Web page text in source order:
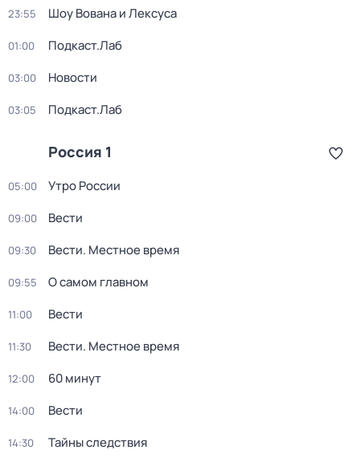
23:55 Шоу Вована и Лексуса
01:00 Подкаст.Лаб
03:00 Новости
03:05 Подкаст.Лаб
Россия 1
05:00 Утро России
09:00 Вести
09:30 Вести. Местное время
09:55 О самом главном
11:00 Вести
11:30 Вести. Местное время
12:00 60 минут
14:00 Вести
14:30 Тайны следствия